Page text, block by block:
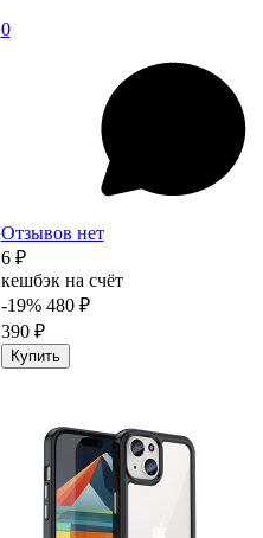
0
Отзывов нет
6 ₽
кешбэк на счёт
-19% 480 ₽
390 ₽
Купить